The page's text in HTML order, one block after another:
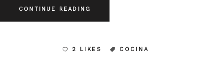
CONTINUE READING
2 LIKES COCINA